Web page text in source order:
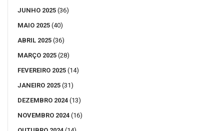
JUNHO 2025 (36)
MAIO 2025 (40)
ABRIL 2025 (36)
MARÇO 2025 (28)
FEVEREIRO 2025 (14)
JANEIRO 2025 (31)
DEZEMBRO 2024 (13)
NOVEMBRO 2024 (16)